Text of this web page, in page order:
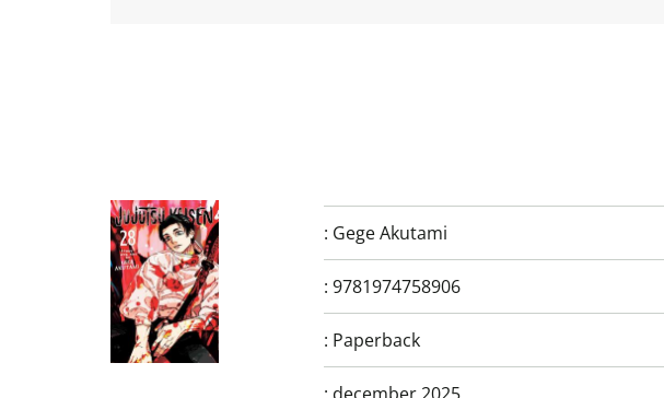
: Gege Akutami
: 9781974758906
: Paperback
: december 2025